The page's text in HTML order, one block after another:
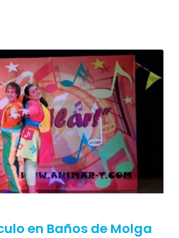
en Baños de Molga